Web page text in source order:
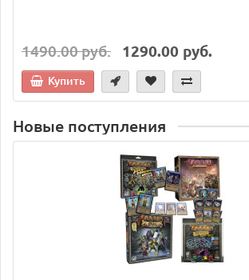
1490.00 руб. 1290.00 руб.
Купить
Новые поступления